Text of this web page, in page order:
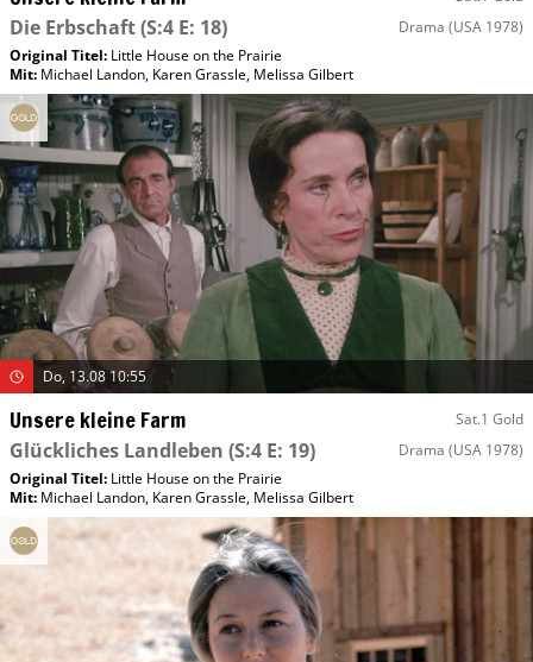
Die Erbschaft(S:4 E: 18) Drama (USA 1978)
Original Titel: Little House on the Prairie
Mit: Michael Landon, Karen Grassle, Melissa Gilbert
Do, 13.08 10:55
Unsere kleine Farm Sat.1 Gold
Glückliches Landleben (S:4 E: 19) Drama (USA 1978)
Original Titel: Little House on the Prairie
Mit: Michael Landon, Karen Grassle, Melissa Gilbert